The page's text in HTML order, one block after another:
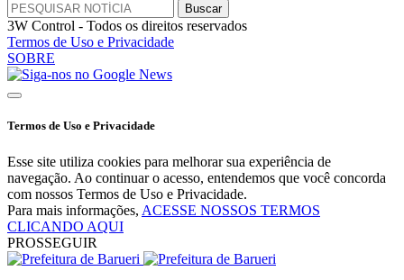
3W Control - Todos os direitos reservados
Termos de Uso e Privacidade
SOBRE
Termos de Uso e Privacidade
Esse site utiliza cookies para melhorar sua experiência de
navegação. Ao continuar o acesso, entendemos que você concorda
com nossos Termos de Uso e Privacidade.
Para mais informações, ACESSE NOSSOS TERMOS
CLICANDO AQUI
PROSSEGUIR